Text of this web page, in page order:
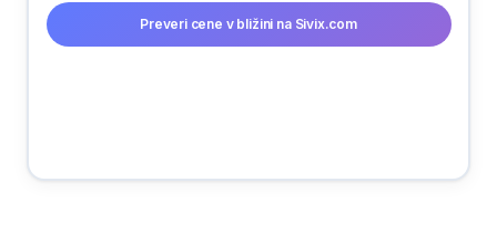
Preveri cene v bližini na Sivix.com